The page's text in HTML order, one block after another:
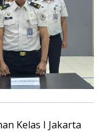
Kelas I Jakarta